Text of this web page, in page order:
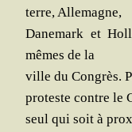
terre, Allemagne,
Dane­mark et
mêmes de la
ville du Congrès.
pro­teste contre le
seul qui soit à